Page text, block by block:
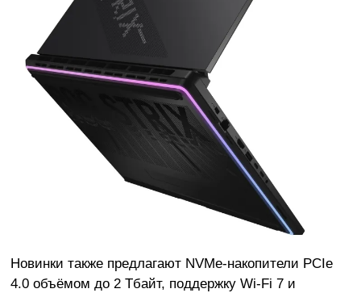
Новинки также предлагают NVMe-накопители PCIe
4.0 объёмом до 2 Тбайт, поддержку Wi-Fi 7 и